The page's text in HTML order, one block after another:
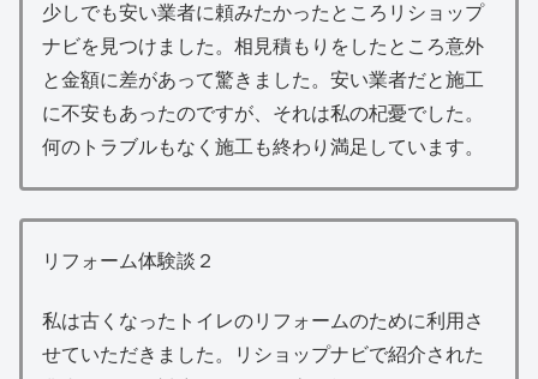
少しでも安い業者に頼みたかったところリショップ
ナビを見つけました。相見積もりをしたところ意外
と金額に差があって驚きました。安い業者だと施工
に不安もあったのですが、それは私の杞憂でした。
何のトラブルもなく施工も終わり満足しています。
リフォーム体験談２
私は古くなったトイレのリフォームのために利用さ
せていただきました。リショップナビで紹介された